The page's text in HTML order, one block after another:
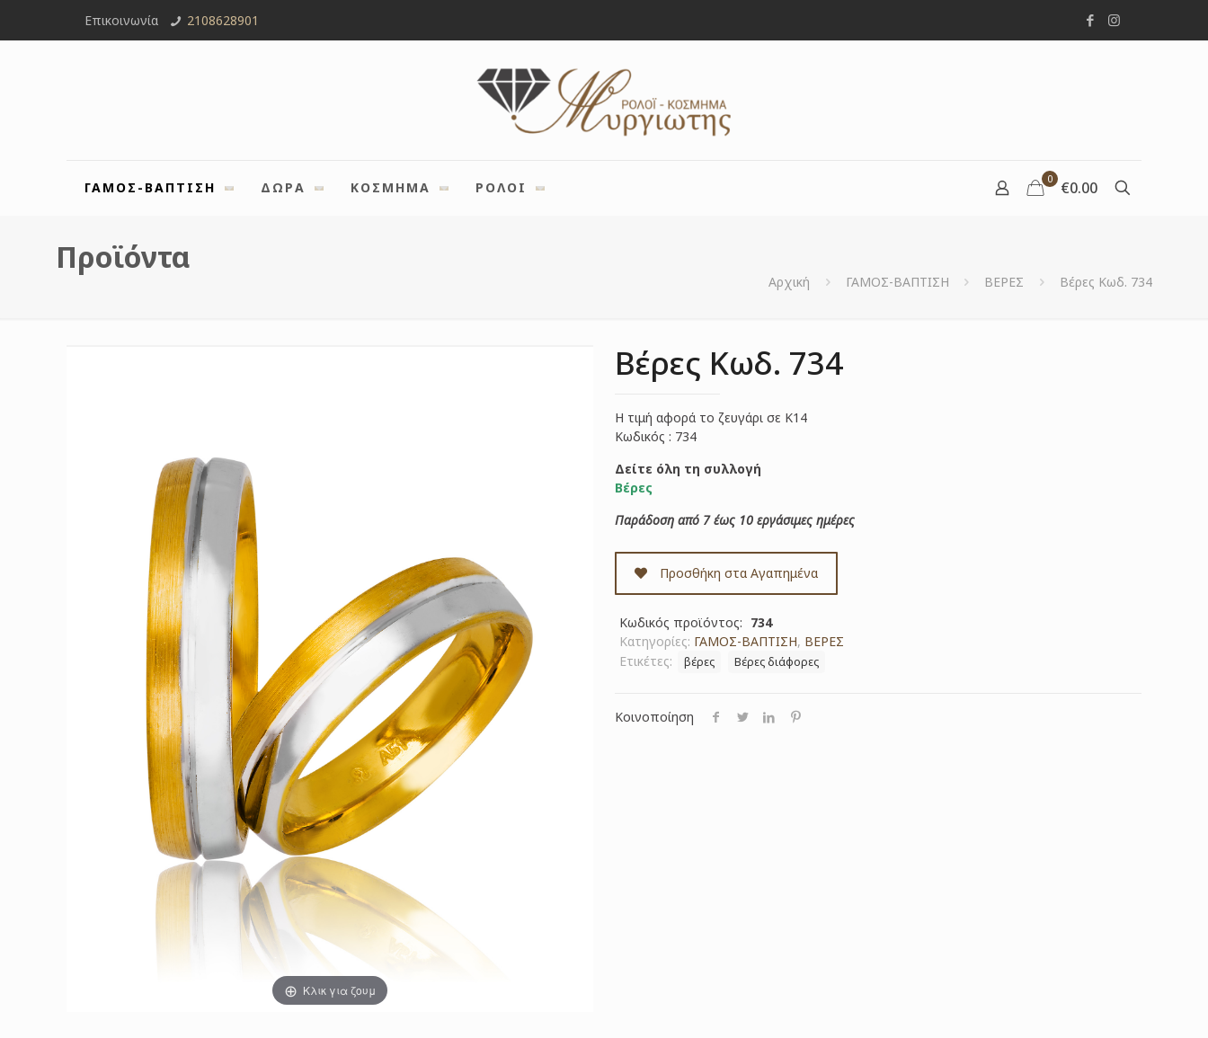
Επικοινωνία 2108628901
ΓΑΜΟΣ-ΒΑΠΤΙΣΗ ΔΩΡΑ ΚΟΣΜΗΜΑ ΡΟΛΟΙ
0 €0.00
Προϊόντα
Αρχική ΓΑΜΟΣ-ΒΑΠΤΙΣΗ ΒΕΡΕΣ Βέρες Κωδ. 734
Κλικ για ζουμ
Βέρες Κωδ. 734
Η τιμή αφορά το ζευγάρι σε Κ14
Κωδικός : 734
Δείτε όλη τη συλλογή
Βέρες
Παράδοση από 7 έως 10 εργάσιμες ημέρες
Προσθήκη στα Αγαπημένα
Κωδικός προϊόντος: 734
Κατηγορίες: ΓΑΜΟΣ-ΒΑΠΤΙΣΗ, ΒΕΡΕΣ
Ετικέτες:
βέρες Βέρες διάφορες
Κοινοποίηση